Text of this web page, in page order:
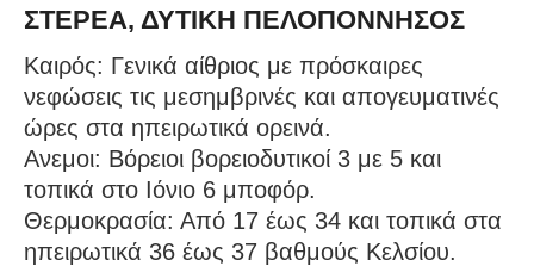
ΣΤΕΡΕΑ, ΔΥΤΙΚΗ ΠΕΛΟΠΟΝΝΗΣΟΣ
Καιρός: Γενικά αίθριος με πρόσκαιρες
νεφώσεις τις μεσημβρινές και απογευματινές
ώρες στα ηπειρωτικά ορεινά.
Ανεμοι: Βόρειοι βορειοδυτικοί 3 με 5 και
τοπικά στο Ιόνιο 6 μποφόρ.
Θερμοκρασία: Από 17 έως 34 και τοπικά στα
ηπειρωτικά 36 έως 37 βαθμούς Κελσίου.